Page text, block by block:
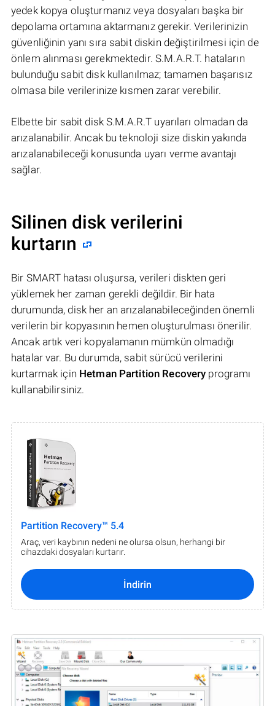
yedek kopya oluşturmanız veya dosyaları başka bir
depolama ortamına aktarmanız gerekir. Verilerinizin
güvenliğinin yanı sıra sabit diskin değiştirilmesi için de
önlem alınması gerekmektedir. S.M.A.R.T. hataların
bulunduğu sabit disk kullanılmaz; tamamen başarısız
olmasa bile verilerinize kısmen zarar verebilir.
Elbette bir sabit disk S.M.A.R.T uyarıları olmadan da
arızalanabilir. Ancak bu teknoloji size diskin yakında
arızalanabileceği konusunda uyarı verme avantajı
sağlar.
Silinen disk verilerini
kurtarın
Bir SMART hatası oluşursa, verileri diskten geri
yüklemek her zaman gerekli değildir. Bir hata
durumunda, disk her an arızalanabileceğinden önemli
verilerin bir kopyasının hemen oluşturulması önerilir.
Ancak artık veri kopyalamanın mümkün olmadığı
hatalar var. Bu durumda, sabit sürücü verilerini
kurtarmak için Hetman Partition Recovery programı
kullanabilirsiniz.
Partition Recovery™ 5.4
Araç, veri kaybının nedeni ne olursa olsun, herhangi bir
cihazdaki dosyaları kurtarır.
İndirin